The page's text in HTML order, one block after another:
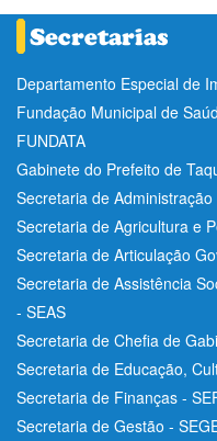
Departamento Especial de
Fundação Municipal de
FUNDATA
Gabinete do Prefeito de
Secretaria de Administração
Secretaria de Agricultura e
Secretaria de Articulação
Secretaria de Assistência
- SEAS
Secretaria de Chefia de
Secretaria de Educação,
Secretaria de Finanças -
Secretaria de Gestão -